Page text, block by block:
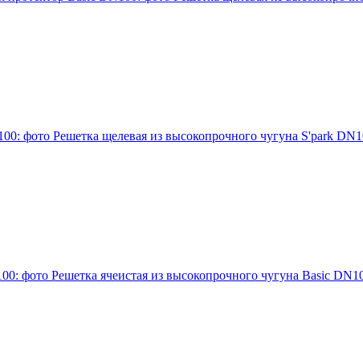
Решетка щелевая из высокопрочного чугуна S'рark
Решетка ячеистая из высокопрочного чугуна Basic